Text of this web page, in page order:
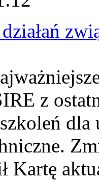
z
Kartę